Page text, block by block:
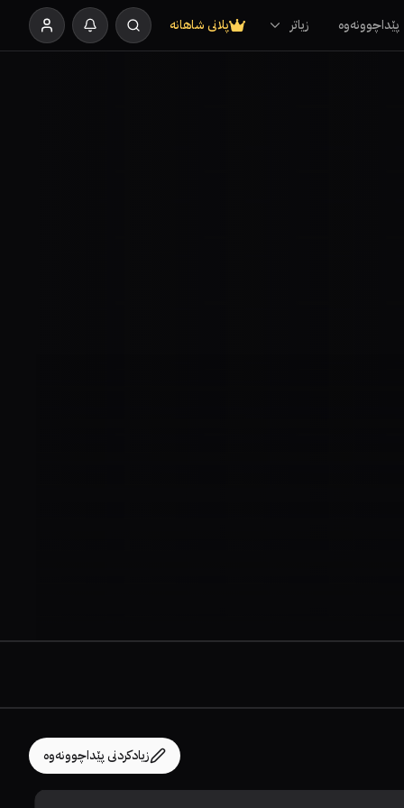
پێداچوونەوە زیاتر پلانی شاهانە
زیادکردنی پێداچوونەوە